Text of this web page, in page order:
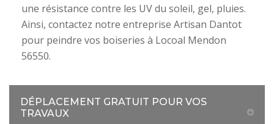
une résistance contre les UV du soleil, gel, pluies.
Ainsi, contactez notre entreprise Artisan Dantot
pour peindre vos boiseries à Locoal Mendon
56550.
DÉPLACEMENT GRATUIT POUR VOS
TRAVAUX